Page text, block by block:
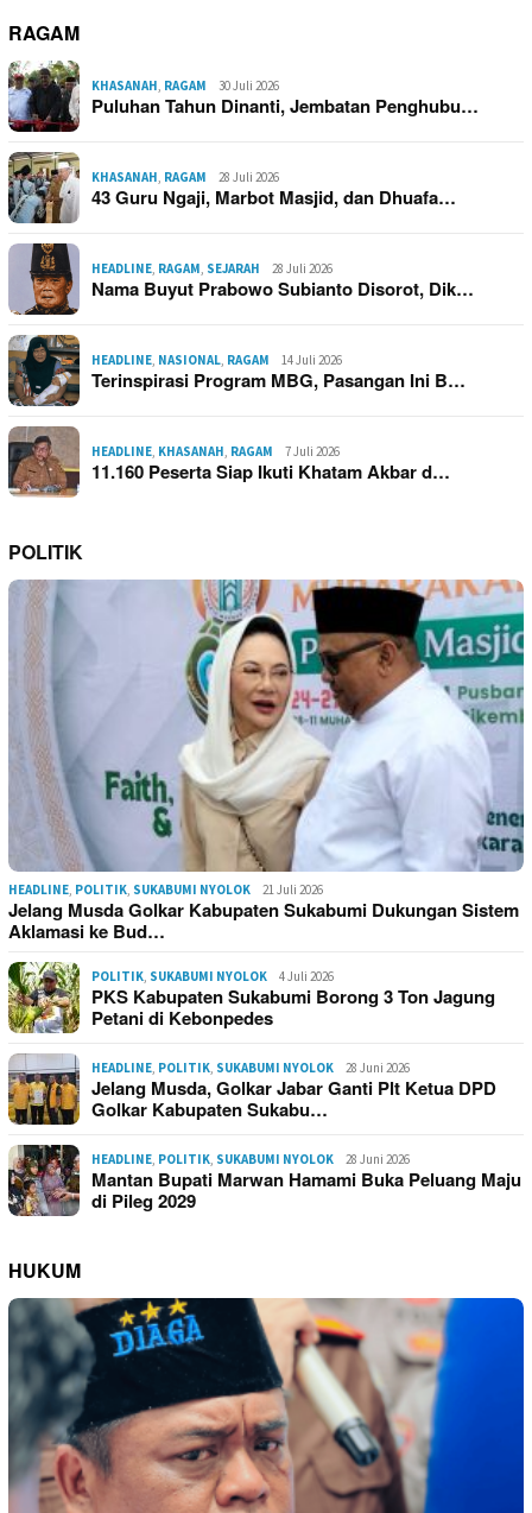
RAGAM
KHASANAH, RAGAM 30 Juli 2026
Puluhan Tahun Dinanti, Jembatan Penghubu…
KHASANAH, RAGAM 28 Juli 2026
43 Guru Ngaji, Marbot Masjid, dan Dhuafa…
HEADLINE, RAGAM, SEJARAH 28 Juli 2026
Nama Buyut Prabowo Subianto Disorot, Dik…
HEADLINE, NASIONAL, RAGAM 14 Juli 2026
Terinspirasi Program MBG, Pasangan Ini B…
HEADLINE, KHASANAH, RAGAM 7 Juli 2026
11.160 Peserta Siap Ikuti Khatam Akbar d…
POLITIK
HEADLINE, POLITIK, SUKABUMI NYOLOK 21 Juli 2026
Jelang Musda Golkar Kabupaten Sukabumi Dukungan Sistem
Aklamasi ke Bud…
POLITIK, SUKABUMI NYOLOK 4 Juli 2026
PKS Kabupaten Sukabumi Borong 3 Ton Jagung
Petani di Kebonpedes
HEADLINE, POLITIK, SUKABUMI NYOLOK 28 Juni 2026
Jelang Musda, Golkar Jabar Ganti Plt Ketua DPD
Golkar Kabupaten Sukabu…
HEADLINE, POLITIK, SUKABUMI NYOLOK 28 Juni 2026
Mantan Bupati Marwan Hamami Buka Peluang Maju
di Pileg 2029
HUKUM